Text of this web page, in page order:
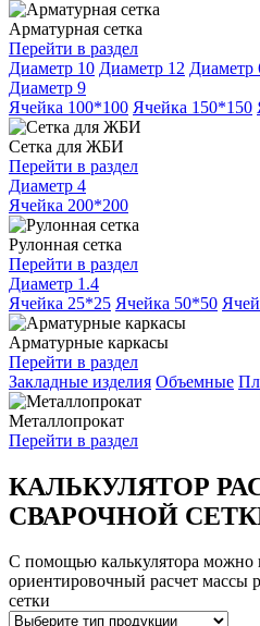
Арматурная сетка
Перейти в раздел
Диаметр 10 Диаметр 12 Диаметр
Диаметр 9
Ячейка 100*100 Ячейка 150*150
Сетка для ЖБИ
Перейти в раздел
Диаметр 4
Ячейка 200*200
Рулонная сетка
Перейти в раздел
Диаметр 1.4
Ячейка 25*25 Ячейка 50*50
Арматурные каркасы
Перейти в раздел
Закладные изделия Объемные
Металлопрокат
Перейти в раздел
КАЛЬКУЛЯТОР
СВАРОЧНОЙ
С помощью калькулятора можно
ориентировочный расчет массы
сетки